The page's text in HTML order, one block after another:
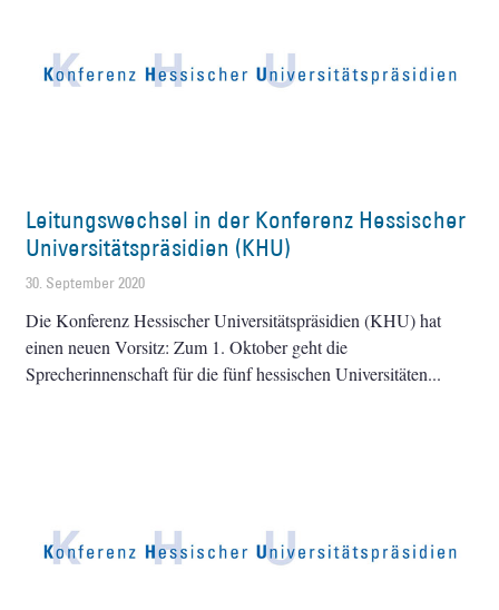
Leitungswechsel in der Konferenz Hessischer
Universitätspräsidien (KHU)
30. September 2020
Die Konferenz Hessischer Universitätspräsidien (KHU) hat
einen neuen Vorsitz: Zum 1. Oktober geht die
Sprecherinnenschaft für die fünf hessischen Universitäten